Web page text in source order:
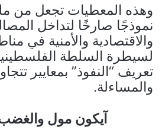
وهذه المعطيات تجعل من
نموذجًا صارخًا لتداخل
والاقتصادية والأمنية في
لسيطرة السلطة
تعريف “النفوذ” بمعايير
والمساءلة.
آيكون مول